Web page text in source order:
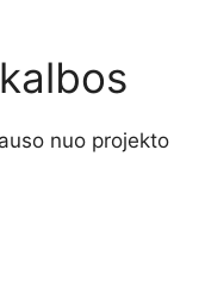
nuo projekto